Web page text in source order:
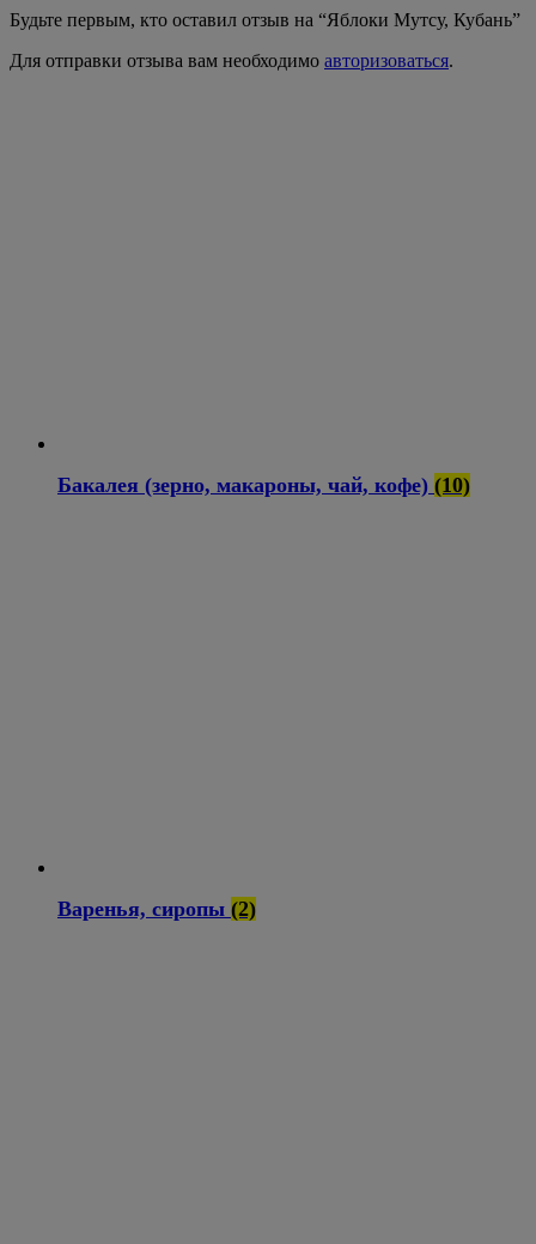
Будьте первым, кто оставил отзыв на “Яблоки Мутсу, Кубань”
Для отправки отзыва вам необходимо авторизоваться.
Бакалея (зерно, макароны, чай, кофе) (10)
Варенья, сиропы (2)